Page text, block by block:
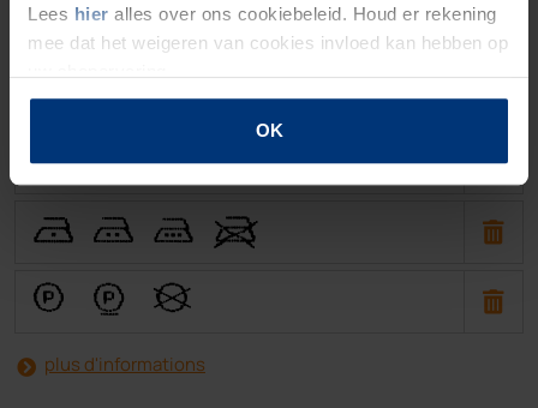
Lees hier alles over ons cookiebeleid. Houd er rekening
mee dat het weigeren van cookies invloed kan hebben op
OK
G
C D
A
P
Q
R
W
X
Y
U T S V
a
b i
plus d'informations